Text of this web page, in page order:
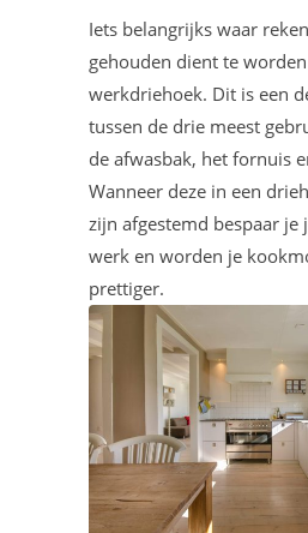
Iets belangrijks waar
gehouden dient te
werkdriehoek. Dit is een
tussen de drie meest
de afwasbak, het fornuis
Wanneer deze in een
zijn afgestemd bespaar je
werk en worden je
prettiger.